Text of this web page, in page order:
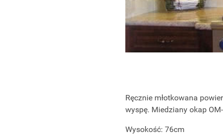
Ręcznie młotkowana
wyspę. Miedziany okap
Wysokość: 76cm